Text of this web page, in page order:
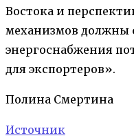
Востока и
механизмов должны
энергоснабжения
для экспортеров».
Полина Смертина
Источник